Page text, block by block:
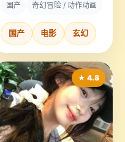
国产 奇幻冒险 / 动作动画
国产 电影 玄幻
★ 4.8